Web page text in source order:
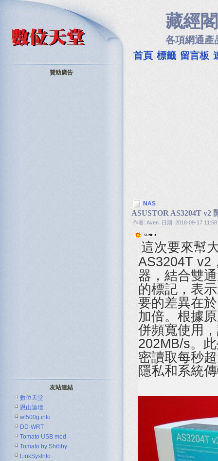
藏經閣
各項網通產
首頁 標籤 留言板
NAS
ASUSTOR AS3204T v2
作者: Aven 日期: 2018-09-17 11:58
這次要來幫
AS3204T v2
器，結合雙
的標記，表
要的差異在
加倍。根據
併頻寬使用
202MB/s。
密讀取每秒
隱私和系統
贊助廣告
友站連結
數位天堂
恩山論壇
wl500g.info
DD-WRT
Tomato USB mod
Tomato by Shibby
LinkSysInfo